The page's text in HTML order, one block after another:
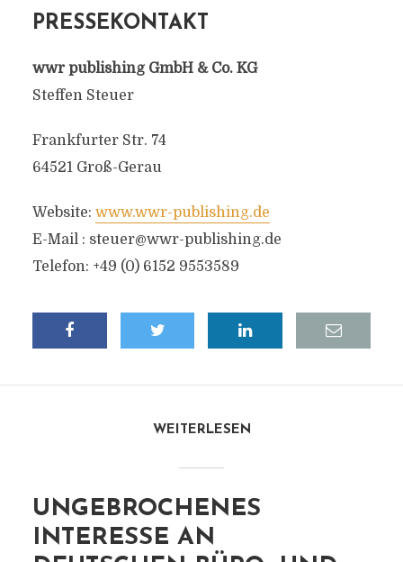
PRESSEKONTAKT
wwr publishing GmbH & Co. KG
Steffen Steuer
Frankfurter Str. 74
64521 Groß-Gerau
Website: www.wwr-publishing.de
E-Mail : steuer@wwr-publishing.de
Telefon: +49 (0) 6152 9553589
WEITERLESEN
UNGEBROCHENES
INTERESSE AN